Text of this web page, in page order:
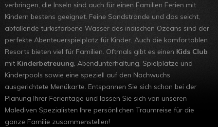
verbringen, die Inseln sind auch für einen Familien Ferien mit
Kindern bestens geeignet. Feine Sandstrände und das seicht,
abfallende türkisfarbene Wasser des indischen Ozeans sind der
perfekte Abenteuerspielplatz für Kinder. Auch die komfortablen
Resorts bieten viel für Familien. Oftmals gibt es einen Kids Club
mit Kinderbetreuung, Abendunterhaltung, Spielplätze und
Kinderpools sowie eine speziell auf den Nachwuchs
ausgerichtete Menükarte. Entspannen Sie sich schon bei der
Planung Ihrer Ferientage und lassen Sie sich von unseren
Malediven Spezialisten Ihre persönlichen Traumreise für die
ganze Familie zusammenstellen!